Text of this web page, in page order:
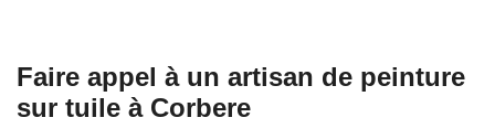
Faire appel à un artisan de peinture
sur tuile à Corbere